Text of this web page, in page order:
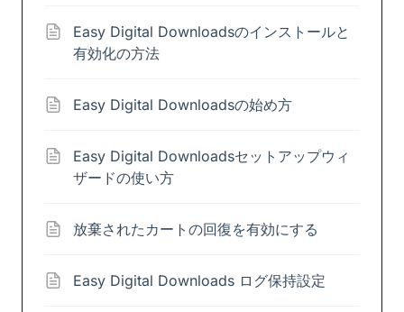
Easy Digital Downloadsのインストールと
有効化の方法
Easy Digital Downloadsの始め方
Easy Digital Downloadsセットアップウィ
ザードの使い方
放棄されたカートの回復を有効にする
Easy Digital Downloads ログ保持設定